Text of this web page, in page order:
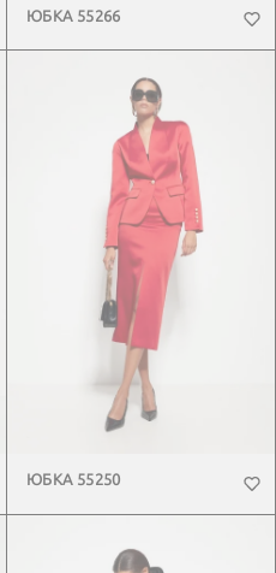
ЮБКА 55266
ЮБКА 55250